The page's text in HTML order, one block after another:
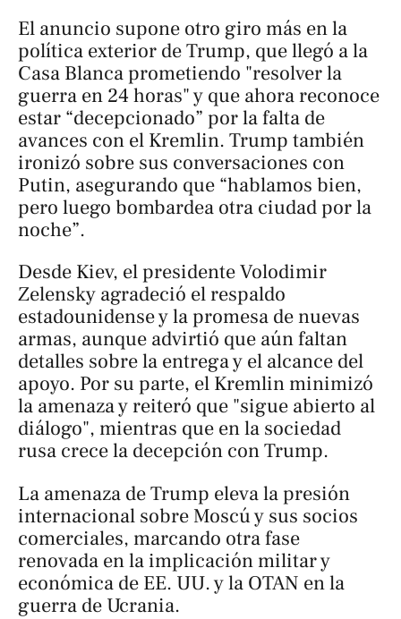
El anuncio supone otro giro más en la
política exterior de Trump, que llegó a la
Casa Blanca prometiendo "resolver la
guerra en 24 horas" y que ahora reconoce
estar “decepcionado” por la falta de
avances con el Kremlin. Trump también
ironizó sobre sus conversaciones con
Putin, asegurando que “hablamos bien,
pero luego bombardea otra ciudad por la
noche”.
Desde Kiev, el presidente Volodimir
Zelensky agradeció el respaldo
estadounidense y la promesa de nuevas
armas, aunque advirtió que aún faltan
detalles sobre la entrega y el alcance del
apoyo. Por su parte, el Kremlin minimizó
la amenaza y reiteró que "sigue abierto al
diálogo", mientras que en la sociedad
rusa crece la decepción con Trump.
La amenaza de Trump eleva la presión
internacional sobre Moscú y sus socios
comerciales, marcando otra fase
renovada en la implicación militar y
económica de EE. UU. y la OTAN en la
guerra de Ucrania.